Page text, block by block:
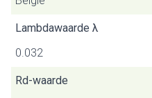
Lambdawaarde λ
0.032
Rd-waarde